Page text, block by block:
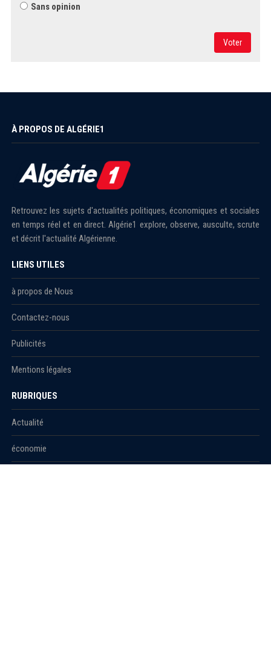
Sans opinion
Voter
À PROPOS DE ALGÉRIE1
Retrouvez les sujets d'actualités politiques, économiques et sociales
en temps réel et en direct. Algérie1 explore, observe, ausculte, scrute
et décrit l'actualité Algérienne.
LIENS UTILES
à propos de Nous
Contactez-nous
Publicités
Mentions légales
RUBRIQUES
Actualité
économie